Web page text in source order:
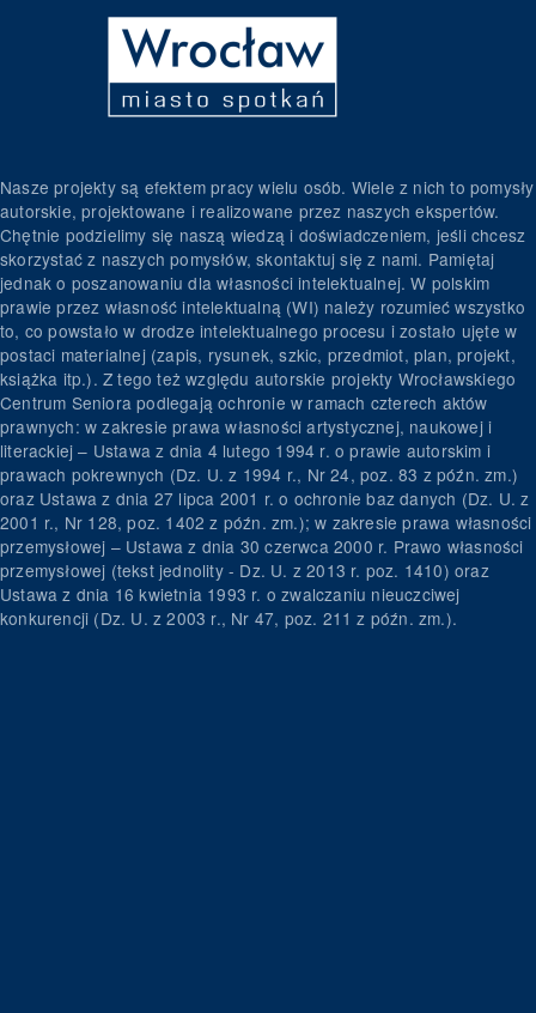
Nasze projekty są efektem pracy wielu osób. Wiele z nich to pomysły
autorskie, projektowane i realizowane przez naszych ekspertów.
Chętnie podzielimy się naszą wiedzą i doświadczeniem, jeśli chcesz
skorzystać z naszych pomysłów, skontaktuj się z nami. Pamiętaj
jednak o poszanowaniu dla własności intelektualnej. W polskim
prawie przez własność intelektualną (WI) należy rozumieć wszystko
to, co powstało w drodze intelektualnego procesu i zostało ujęte w
postaci materialnej (zapis, rysunek, szkic, przedmiot, plan, projekt,
książka itp.). Z tego też względu autorskie projekty Wrocławskiego
Centrum Seniora podlegają ochronie w ramach czterech aktów
prawnych: w zakresie prawa własności artystycznej, naukowej i
literackiej – Ustawa z dnia 4 lutego 1994 r. o prawie autorskim i
prawach pokrewnych (Dz. U. z 1994 r., Nr 24, poz. 83 z późn. zm.)
oraz Ustawa z dnia 27 lipca 2001 r. o ochronie baz danych (Dz. U. z
2001 r., Nr 128, poz. 1402 z późn. zm.); w zakresie prawa własności
przemysłowej – Ustawa z dnia 30 czerwca 2000 r. Prawo własności
przemysłowej (tekst jednolity - Dz. U. z 2013 r. poz. 1410) oraz
Ustawa z dnia 16 kwietnia 1993 r. o zwalczaniu nieuczciwej
konkurencji (Dz. U. z 2003 r., Nr 47, poz. 211 z późn. zm.).